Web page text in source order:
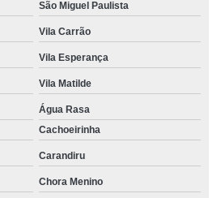
São Miguel Paulista
Vila Carrão
Vila Esperança
Vila Matilde
Água Rasa
Cachoeirinha
Carandiru
Chora Menino